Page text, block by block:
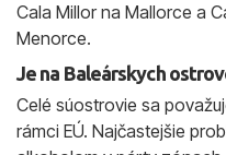
Cala Millor na Mallorce a
Menorce.
Je na Baleárskych
Celé súostrovie sa
rámci EÚ. Najčastejšie